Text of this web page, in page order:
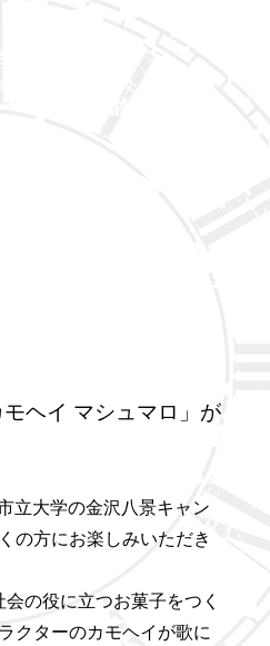
ヘイ マシュマロ」が
立大学の金沢八景キャン
の方にお楽しみいただき
の役に立つお菓子をつく
クターのカモヘイが歌に